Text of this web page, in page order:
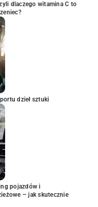
dlaczego witamina C to
dzieł sztuki
pojazdów i
– jak skutecznie